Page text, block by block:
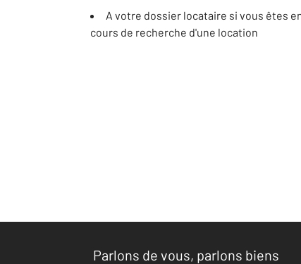
A votre dossier locataire si vous êtes
cours de recherche d'une location
Parlons de vous, parlons biens